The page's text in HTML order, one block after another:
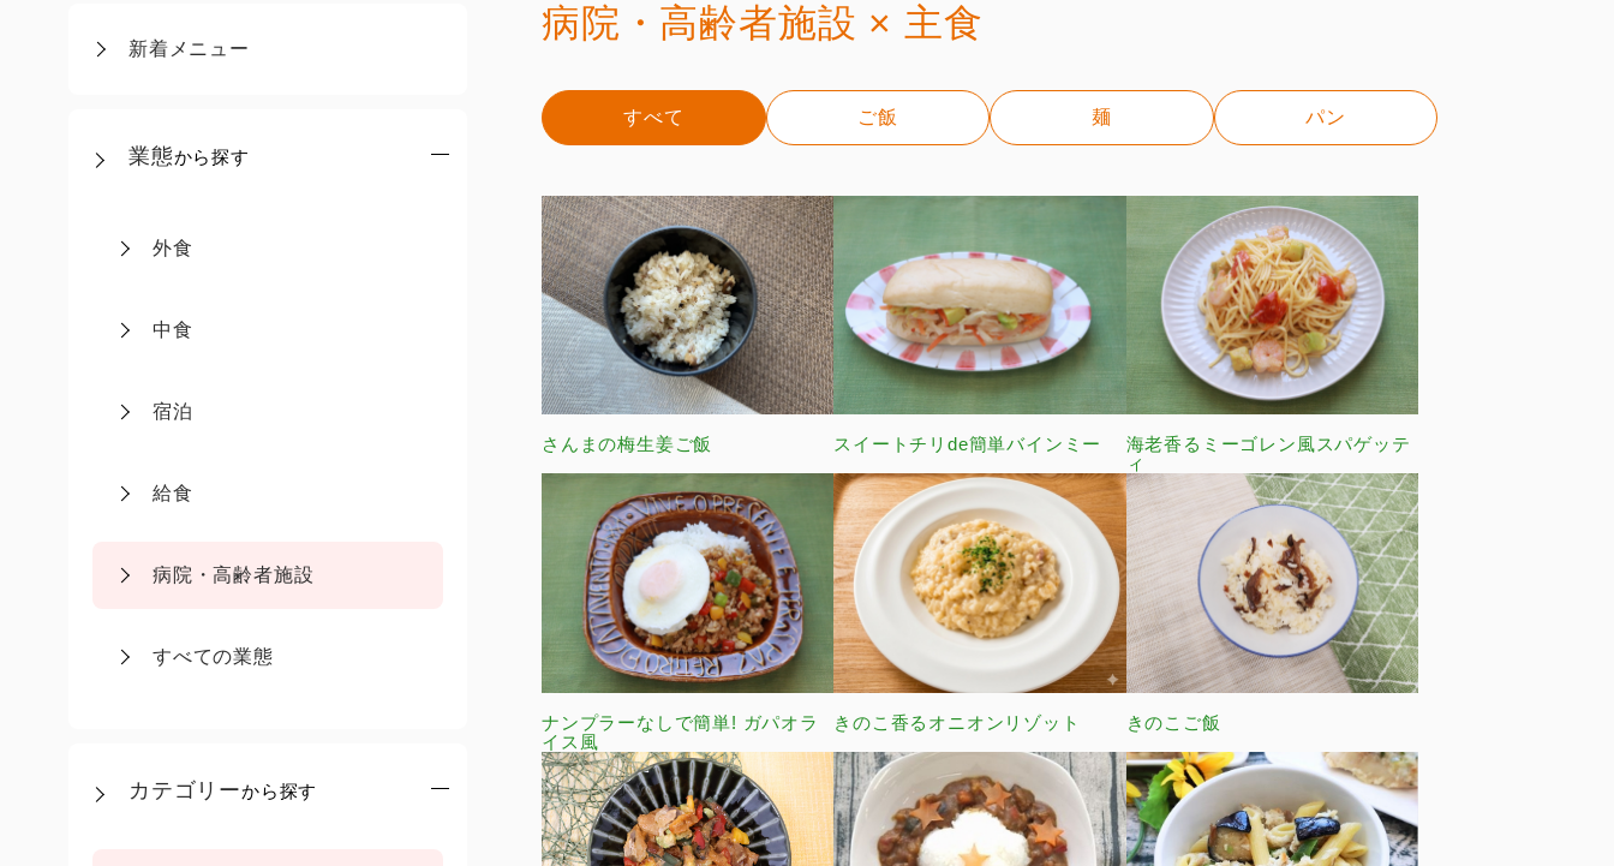
新着メニュー
業態から探す
外食
中食
宿泊
給食
病院・高齢者施設
すべての業態
カテゴリーから探す
病院・高齢者施設 × 主食
すべて ご飯 麺 パン
さんまの梅生姜ご飯 スイートチリde簡単バインミー
海老香るミーゴレン風スパゲッテ
ィ
ナンプラーなしで簡単! ガパオラ
イス風
きのこ香るオニオンリゾット きのこご飯